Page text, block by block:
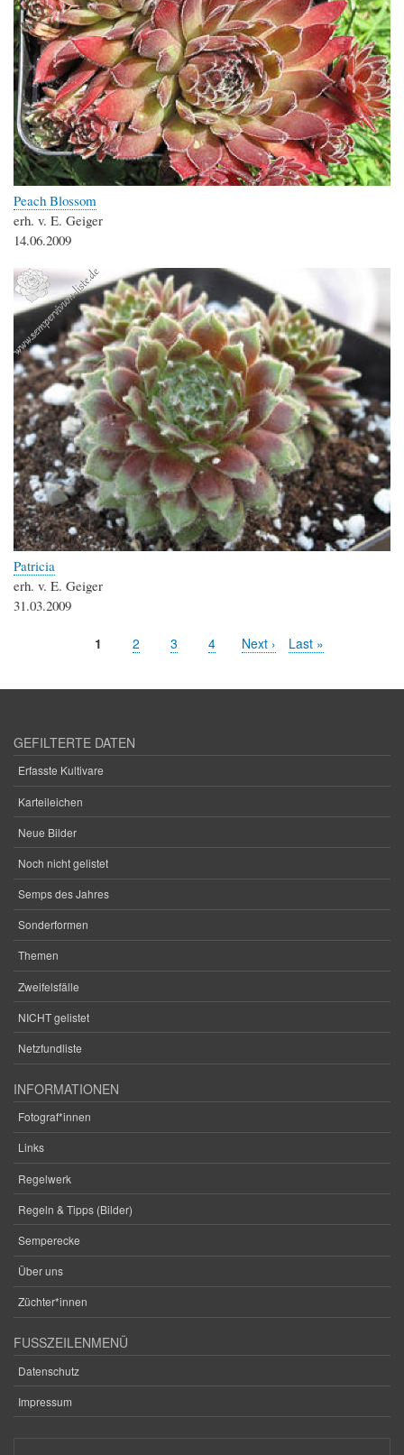
Peach Blossom
erh. v. E. Geiger
14.06.2009
Patricia
erh. v. E. Geiger
31.03.2009
Aktuelle
1 Seite
2 Seite
3 Seite
4
Nächste
Next ›
Letzte
Last »
GEFILTERTE DATEN
Erfasste Kultivare
Karteileichen
Neue Bilder
Noch nicht gelistet
Semps des Jahres
Sonderformen
Themen
Zweifelsfälle
NICHT gelistet
Netzfundliste
INFORMATIONEN
Fotograf*innen
Links
Regelwerk
Regeln & Tipps (Bilder)
Semperecke
Über uns
Züchter*innen
FUSSZEILENMENÜ
Datenschutz
Impressum